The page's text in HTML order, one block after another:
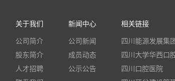
关于我们
公司简介
股东简介
人才招聘
新闻中心
公司新闻
成员动态
公示公告
相关链接
四川能源发展集
四川大学华西口
四川口腔医院